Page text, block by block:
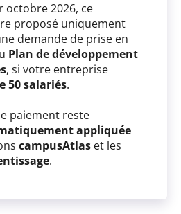
octobre 2026, ce
proposé uniquement
demande de prise en
Plan de développement
, si votre entreprise
50 salariés.
paiement reste
appliquée
campusAtlas et les
.